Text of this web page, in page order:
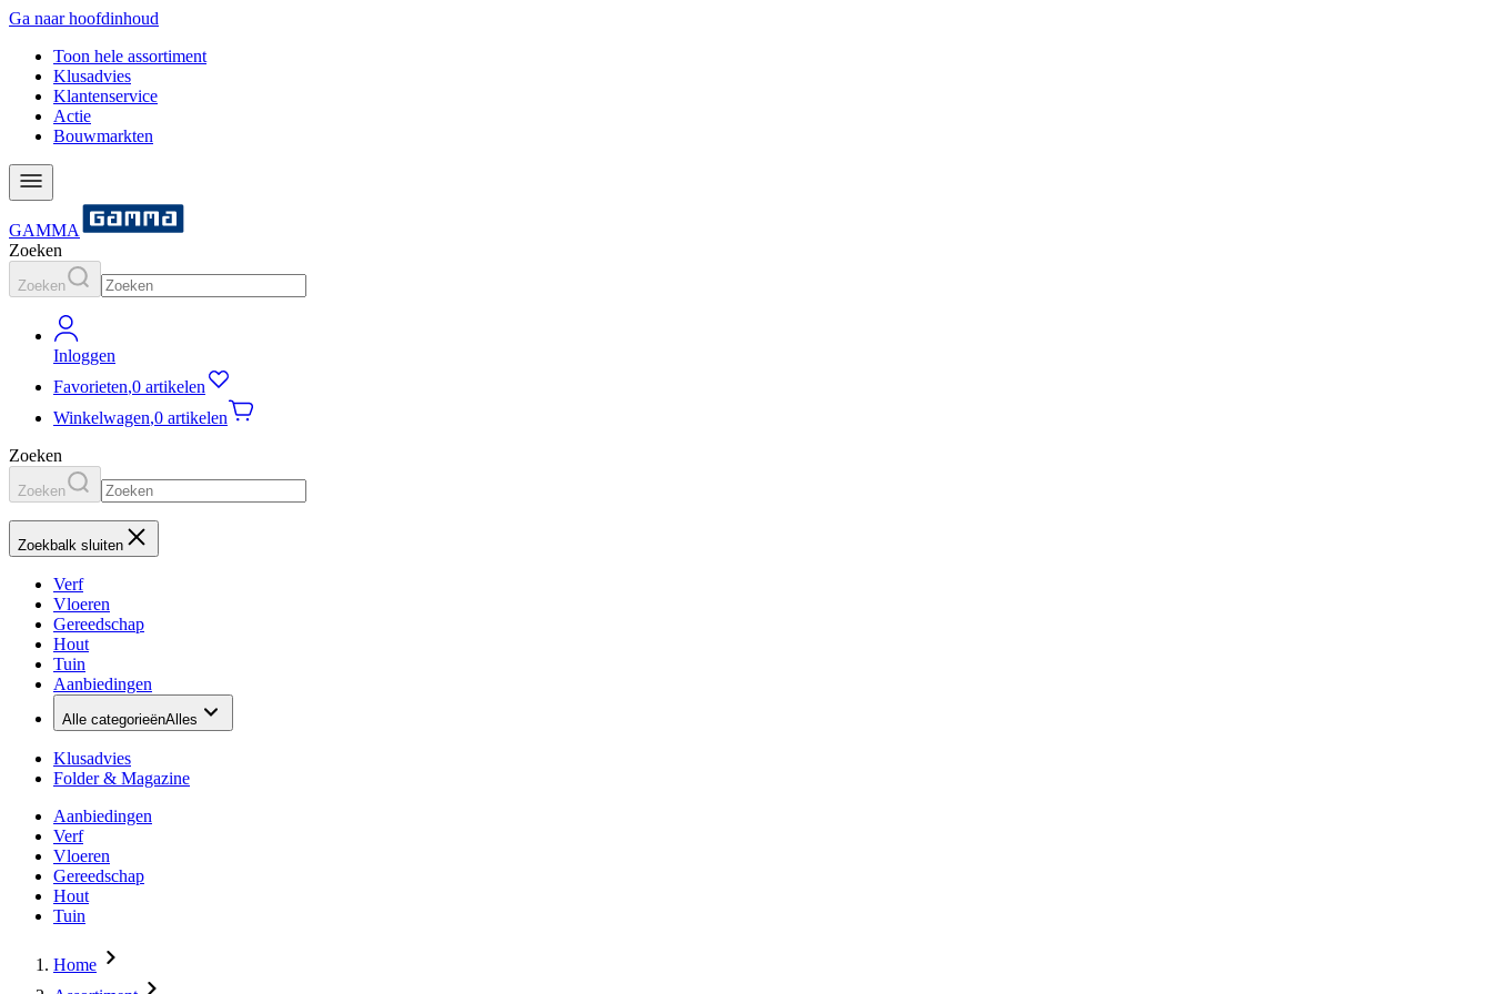
Ga naar hoofdinhoud
Toon hele assortiment
Klusadvies
Klantenservice
Actie
Bouwmarkten
GAMMA
Zoeken
Zoeken
Inloggen
Favorieten,0 artikelen
Winkelwagen,0 artikelen
Zoeken
Zoeken
Zoekbalk sluiten
Verf
Vloeren
Gereedschap
Hout
Tuin
Aanbiedingen
Alle categorieënAlles
Klusadvies
Folder & Magazine
Aanbiedingen
Verf
Vloeren
Gereedschap
Hout
Tuin
Home